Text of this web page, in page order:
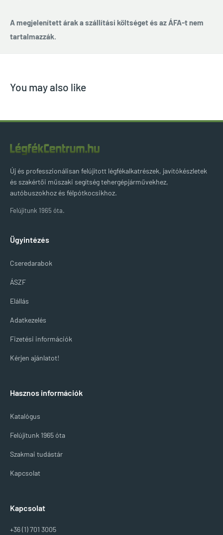
A megjelenített árak a szállítási költséget és az ÁFA-t nem
tartalmazzák.
You may also like
Új és professzionálisan felújított légfékalkatrészek, javítókészletek
és szakértői műszaki segítség tehergépjárművekhez,
autóbuszokhoz és félpótkocsikhoz.
Felújítunk 1965 óta.
Ügyintézés
Cseredarabok
ÁSZF
Elállás
Adatkezelés
Fizetési információk
Kérjen ajánlatot!
Hasznos információk
Katalógus
Felújítunk 1965 óta
Szakmai tudástár
Kapcsolat
Kapcsolat
+36 (1) 701 3005